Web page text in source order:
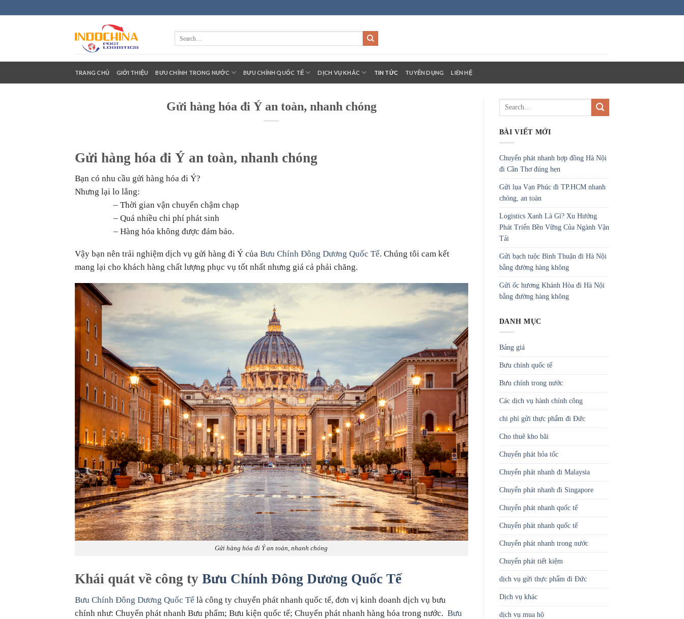
to
TRANG CHỦ GIỚI THIỆU BƯU CHÍNH TRONG NƯỚC BƯU CHÍNH QUỐC TẾ DỊCH VỤ KHÁC TIN TỨC TUYỂN DỤNG LIÊN HỆ
Gửi hàng hóa đi Ý an toàn, nhanh chóng
Gửi hàng hóa đi Ý an toàn, nhanh chóng
Bạn có nhu cầu gửi hàng hóa đi Ý?
Nhưng lại lo lắng:
– Thời gian vận chuyển chậm chạp
– Quá nhiều chi phí phát sinh
– Hàng hóa không được đảm bảo.
Vậy bạn nên trải nghiệm dịch vụ gửi hàng đi Ý của Bưu Chính Đông Dương Quốc Tế. Chúng tôi cam kết
mang lại cho khách hàng chất lượng phục vụ tốt nhất nhưng giá cả phải chăng.
Gửi hàng hóa đi Ý an toàn, nhanh chóng
Khái quát về công ty Bưu Chính Đông Dương Quốc Tế
Bưu Chính Đông Dương Quốc Tế là công ty chuyển phát nhanh quốc tế, đơn vị kinh doanh dịch vụ bưu
chính như: Chuyển phát nhanh Bưu phẩm; Bưu kiện quốc tế; Chuyển phát nhanh hàng hóa trong nước. Bưu
BÀI VIẾT MỚI
Chuyển phát nhanh hợp đồng Hà Nội
đi Cần Thơ đúng hẹn
Gửi lụa Vạn Phúc đi TP.HCM nhanh
chóng, an toàn
Logistics Xanh Là Gì? Xu Hướng
Phát Triển Bền Vững Của Ngành Vận
Tải
Gửi bạch tuộc Bình Thuận đi Hà Nội
bằng đường hàng không
Gửi ốc hương Khánh Hòa đi Hà Nội
bằng đường hàng không
DANH MỤC
Bảng giá
Bưu chính quốc tế
Bưu chính trong nước
Các dịch vụ hành chính công
chi phí gửi thực phẩm đi Đức
Cho thuê kho bãi
Chuyển phát hỏa tốc
Chuyển phát nhanh đi Malaysia
Chuyển phát nhanh đi Singapore
Chuyển phát nhanh quốc tế
Chuyển phát nhanh quốc tế
Chuyển phát nhanh trong nước
Chuyển phát tiết kiệm
dịch vụ gửi thực phẩm đi Đức
Dịch vụ khác
dịch vụ mua hộ